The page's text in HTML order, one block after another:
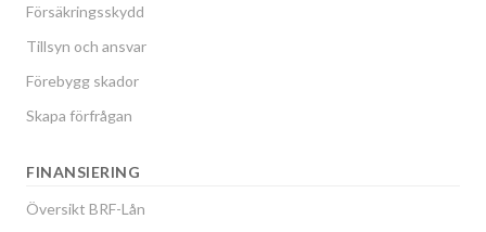
Försäkringsskydd
Tillsyn och ansvar
Förebygg skador
Skapa förfrågan
FINANSIERING
Översikt BRF-Lån